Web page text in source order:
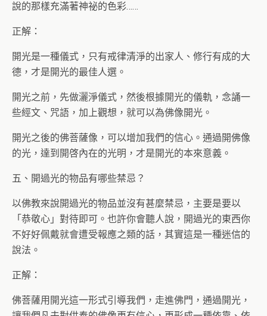
說的那樣充滿著神祕的色彩……
正解：
開光是一種儀式，只有戒律清淨的出家人、修行有成的大
德，才是開光的最佳人選。
開光之前，先做灑淨儀式，然後根據開光的儀軌，念誦一
些經文、咒語，加上觀想，就可以為佛像開光。
開光之後的佛菩薩像，可以增加我們的信心。通過開佛像
的光，達到開啓內在的光明，才是開光的本來意義。
五、開過光的物品有哪些禁忌？
以佛教來說開過光的物品並沒有甚麼禁忌，主要是要以
「恭敬心」對待即可。也許你會聽人說，開過光的東西你
不好好佩戴就會遭受報應之類的話，其實這是一種迷信的
說法。
正解：
佛菩薩用開光這一形式引導我們，走進佛門，通過開光，